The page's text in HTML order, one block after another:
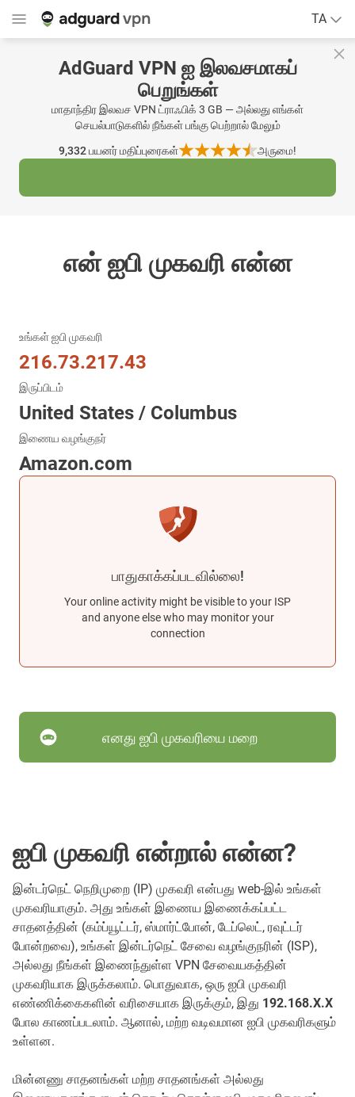
TA
AdGuard VPN ஐ இலவசமாகப்
பெறுங்கள்
மாதாந்திர இலவச VPN ட்ராஃபிக் 3 GB — அல்லது எங்கள்
செயல்பாடுகளில் நீங்கள் பங்கு பெற்றால் மேலும்
9,332பயனர் மதிப்புரைகள் அருமை!
என் ஐபி முகவரி என்ன
உங்கள் ஐபி முகவரி
216.73.217.43
இருப்பிடம்
United States / Columbus
இணைய வழங்குநர்
Amazon.com
பாதுகாக்கப்படவில்லை!
Your online activity might be visible to your ISP
and anyone else who may monitor your
connection
எனது ஐபி முகவரியை மறை
ஐபி முகவரி என்றால் என்ன?
இன்டர்நெட் நெறிமுறை (IP) முகவரி என்பது web-இல் உங்கள்
முகவரியாகும். அது உங்கள் இணைய இணைக்கப்பட்ட
சாதனத்தின் (கம்ப்யூட்டர், ஸ்மார்ட்போன், டேப்லெட், ரவுட்டர்
போன்றவை), உங்கள் இன்டர்நெட் சேவை வழங்குநரின் (ISP),
அல்லது நீங்கள் இணைந்துள்ள VPN சேவையகத்தின்
முகவரியாக இருக்கலாம். பொதுவாக, ஒரு ஐபி முகவரி
எண்ணிக்கைகளின் வரிசையாக இருக்கும், இது 192.168.X.X
போல காணப்படலாம். ஆனால், மற்ற வடிவமான ஐபி முகவரிகளும்
உள்ளன.
மின்னணு சாதனங்கள் மற்ற சாதனங்கள் அல்லது